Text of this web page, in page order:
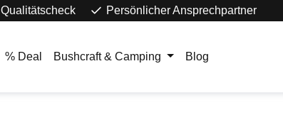
Qualitätscheck Persönlicher Ansprechpartner
% Deal Bushcraft & Camping Blog